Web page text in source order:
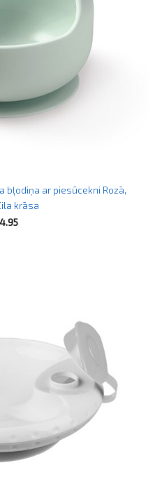
bļodiņa ar piesūcekni Rozā,
krāsa